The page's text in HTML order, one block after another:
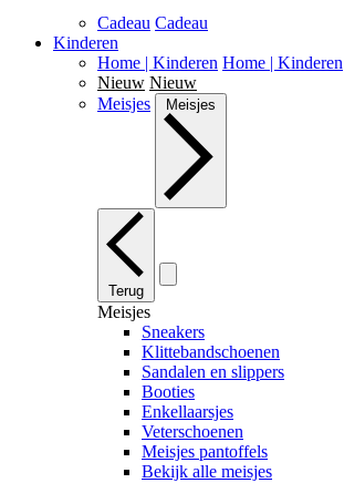
Cadeau Cadeau
Kinderen
Home | Kinderen Home | Kinderen
Nieuw Nieuw
Meisjes
Meisjes
Terug
Meisjes
Sneakers
Klittebandschoenen
Sandalen en slippers
Booties
Enkellaarsjes
Veterschoenen
Meisjes pantoffels
Bekijk alle meisjes